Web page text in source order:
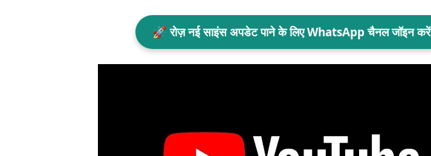
🚀 रोज़ नई साइंस अपडेट पाने के लिए WhatsApp चैनल जॉइन करें